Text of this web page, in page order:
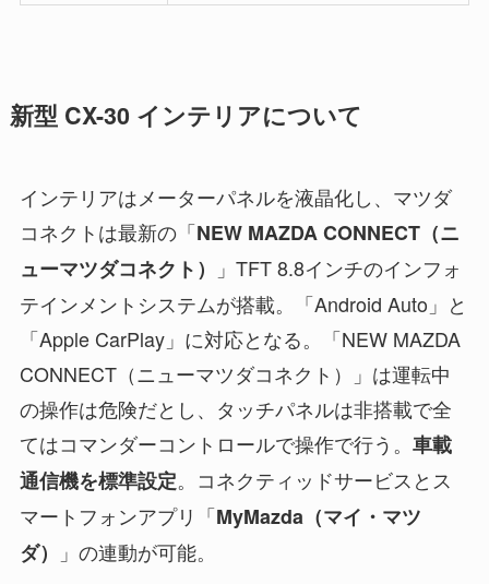
新型 CX-30 インテリアについて
インテリアはメーターパネルを液晶化し、マツダ
コネクトは最新の「NEW MAZDA CONNECT（ニ
ューマツダコネクト）
」TFT 8.8インチのインフォ
テインメントシステムが搭載。「Android Auto」と
「Apple CarPlay」に対応となる。「NEW MAZDA
CONNECT（ニューマツダコネクト）」は運転中
の操作は危険だとし、タッチパネルは非搭載で全
てはコマンダーコントロールで操作で行う。 車載
通信機を標準設定。コネクティッドサービスとス
マートフォンアプリ「MyMazda（マイ・マツ
ダ）
」の連動が可能。